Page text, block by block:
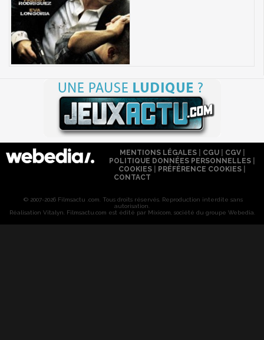
MENTIONS LÉGALES| CGU| CGV|
POLITIQUE DONNÉES PERSONNELLES
COOKIES
PRÉFÉRENCE COOKIES
CONTACT
© 2007-2026 Filmsactu .com. Tous droits réservés. Reproduction interdite sans
autorisation.
Réalisation Vitalyn . Filmsactu .com est édité par Mixicom, société du groupe Webedia.